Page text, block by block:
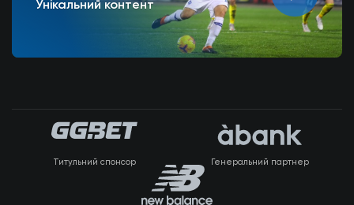
Унікальний контент
Титульний спонсор Генеральний партнер